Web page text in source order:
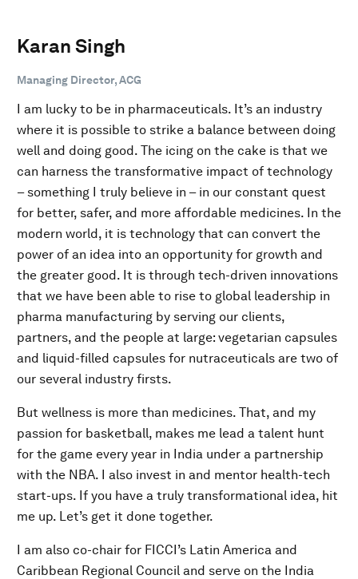
Karan Singh
Managing Director, ACG
I am lucky to be in pharmaceuticals. It’s an industry
where it is possible to strike a balance between doing
well and doing good. The icing on the cake is that we
can harness the transformative impact of technology
– something I truly believe in – in our constant quest
for better, safer, and more affordable medicines. In the
modern world, it is technology that can convert the
power of an idea into an opportunity for growth and
the greater good. It is through tech-driven innovations
that we have been able to rise to global leadership in
pharma manufacturing by serving our clients,
partners, and the people at large: vegetarian capsules
and liquid-filled capsules for nutraceuticals are two of
our several industry firsts.
But wellness is more than medicines. That, and my
passion for basketball, makes me lead a talent hunt
for the game every year in India under a partnership
with the NBA. I also invest in and mentor health-tech
start-ups. If you have a truly transformational idea, hit
me up. Let’s get it done together.
I am also co-chair for FICCI’s Latin America and
Caribbean Regional Council and serve on the India